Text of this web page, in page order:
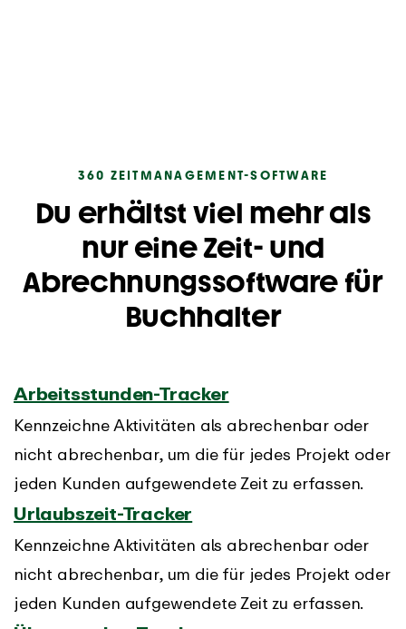
360 ZEITMANAGEMENT-SOFTWARE
Du erhältst viel mehr als
nur eine Zeit- und
Abrechnungssoftware für
Buchhalter
Arbeitsstunden-Tracker
Kennzeichne Aktivitäten als abrechenbar oder
nicht abrechenbar, um die für jedes Projekt oder
jeden Kunden aufgewendete Zeit zu erfassen.
Urlaubszeit-Tracker
Kennzeichne Aktivitäten als abrechenbar oder
nicht abrechenbar, um die für jedes Projekt oder
jeden Kunden aufgewendete Zeit zu erfassen.